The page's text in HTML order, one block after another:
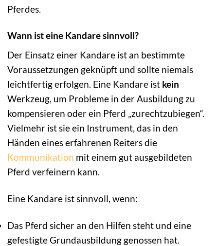
Pferdes.
Wann ist eine Kandare sinnvoll?
Der Einsatz einer Kandare ist an bestimmte
Voraussetzungen geknüpft und sollte niemals
leichtfertig erfolgen. Eine Kandare ist kein
Werkzeug, um Probleme in der Ausbildung zu
kompensieren oder ein Pferd „zurechtzubiegen“.
Vielmehr ist sie ein Instrument, das in den
Händen eines erfahrenen Reiters die
Kommunikation mit einem gut ausgebildeten
Pferd verfeinern kann.
Eine Kandare ist sinnvoll, wenn:
Das Pferd sicher an den Hilfen steht und eine
gefestigte Grundausbildung genossen hat.